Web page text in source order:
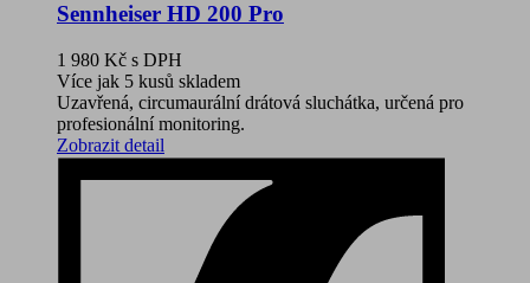
Sennheiser HD 200 Pro
1 980 Kč s DPH
Více jak 5 kusů skladem
Uzavřená, circumaurální drátová sluchátka, určená pro
profesionální monitoring.
Zobrazit detail